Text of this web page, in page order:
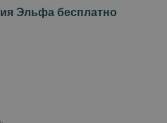
Эльфа бесплатно